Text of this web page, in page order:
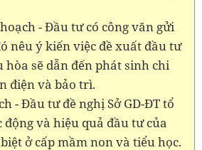
- Đầu tư có công văn gửi
nêu ý kiến việc đề xuất đầu tư
hòa sẽ dẫn đến phát sinh chi
điện và bảo trì.
- Đầu tư đề nghị Sở GD-ĐT tổ
động và hiệu quả đầu tư của
ở cấp mầm non và tiểu học.